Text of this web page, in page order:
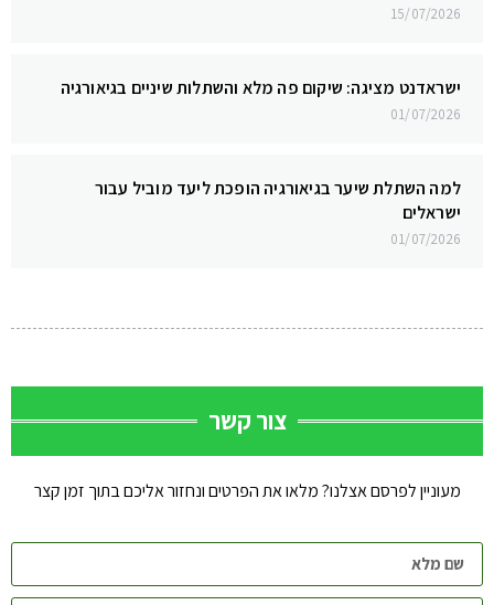
15/07/2026
ישראדנט מציגה: שיקום פה מלא והשתלות שיניים בגיאורגיה
01/07/2026
למה השתלת שיער בגיאורגיה הופכת ליעד מוביל עבור
ישראלים
01/07/2026
צור קשר
מעוניין לפרסם אצלנו? מלאו את הפרטים ונחזור אליכם בתוך זמן קצר